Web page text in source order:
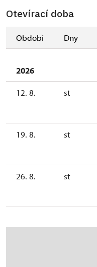
Otevírací doba
Období Dny
2026
12. 8. st
19. 8. st
26. 8. st